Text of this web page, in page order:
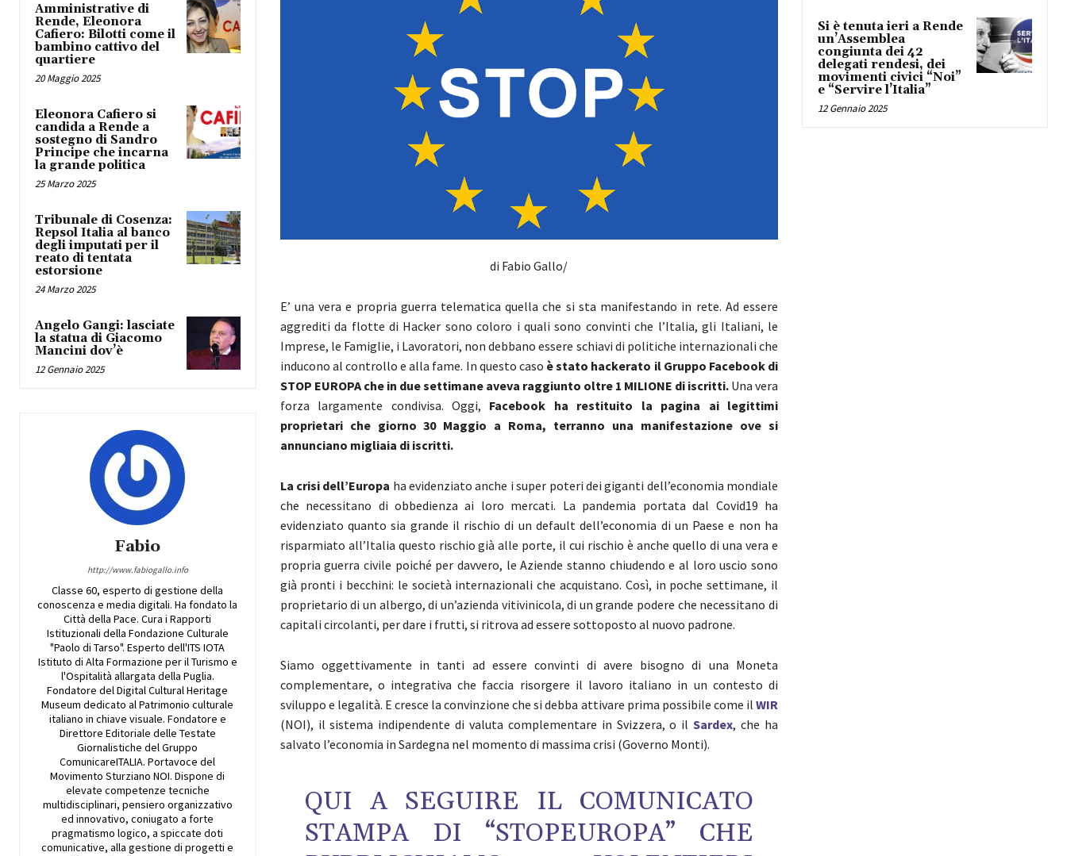
Amministrative di
Rende, Eleonora
Cafiero: Bilotti come il
bambino cattivo del
quartiere
20 Maggio 2025
Eleonora Cafiero si
candida a Rende a
sostegno di Sandro
Principe che incarna
la grande politica
25 Marzo 2025
Tribunale di Cosenza:
Repsol Italia al banco
degli imputati per il
reato di tentata
estorsione
24 Marzo 2025
Angelo Gangi: lasciate
la statua di Giacomo
Mancini dov’è
12 Gennaio 2025
Fabio
http://www.fabiogallo.info
Classe 60, esperto di gestione della
conoscenza e media digitali. Ha fondato la
Città della Pace. Cura i Rapporti
Istituzionali della Fondazione Culturale
"Paolo di Tarso". Esperto dell'ITS IOTA
Istituto di Alta Formazione per il Turismo e
l'Ospitalità allargata della Puglia.
Fondatore del Digital Cultural Heritage
Museum dedicato al Patrimonio culturale
italiano in chiave visuale. Fondatore e
Direttore Editoriale delle Testate
Giornalistiche del Gruppo
ComunicareITALIA. Portavoce del
Movimento Sturziano NOI. Dispone di
elevate competenze tecniche
multidisciplinari, pensiero organizzativo
ed innovativo, coniugato a forte
pragmatismo logico, a spiccate doti
comunicative, alla gestione di progetti e
di Fabio Gallo/
E’ una vera e propria guerra telematica quella che si sta manifestando in rete. Ad essere
aggrediti da flotte di Hacker sono coloro i quali sono convinti che l’Italia, gli Italiani, le
Imprese, le Famiglie, i Lavoratori, non debbano essere schiavi di politiche internazionali che
inducono al controllo e alla fame. In questo caso è stato hackerato il Gruppo Facebook di
STOP EUROPA che in due settimane aveva raggiunto oltre 1 MILIONE di iscritti.Una vera
forza largamente condivisa. Oggi, Facebook ha restituito la pagina ai legittimi
proprietari che giorno 30 Maggio a Roma, terranno una manifestazione ove si
annunciano migliaia di iscritti.
La crisi dell’Europa ha evidenziato anche i super poteri dei giganti dell’economia mondiale
che necessitano di obbedienza ai loro mercati. La pandemia portata dal Covid19 ha
evidenziato quanto sia grande il rischio di un default dell’economia di un Paese e non ha
risparmiato all’Italia questo rischio già alle porte, il cui rischio è anche quello di una vera e
propria guerra civile poiché per davvero, le Aziende stanno chiudendo e al loro uscio sono
già pronti i becchini: le società internazionali che acquistano. Così, in poche settimane, il
proprietario di un albergo, di un’azienda vitivinicola, di un grande podere che necessitano di
capitali circolanti, per dare i frutti, si ritrova ad essere sottoposto al nuovo padrone.
Siamo oggettivamente in tanti ad essere convinti di avere bisogno di una Moneta
complementare, o integrativa che faccia risorgere il lavoro italiano in un contesto di
sviluppo e legalità. E cresce la convinzione che si debba attivare prima possibile come il WIR
(NOI), il sistema indipendente di valuta complementare in Svizzera, o ilSardex, che ha
salvato l’economia in Sardegna nel momento di massima crisi (Governo Monti).
QUI A SEGUIRE IL COMUNICATO
STAMPA DI “STOPEUROPA” CHE
Si è tenuta ieri a Rende
un’Assemblea
congiunta dei 42
delegati rendesi, dei
movimenti civici “Noi”
e “Servire l’Italia”
12 Gennaio 2025